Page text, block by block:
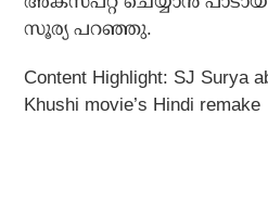
സൂര്യ പറഞ്ഞു.
Content Highlight: SJ Surya
Khushi movie’s Hindi remake